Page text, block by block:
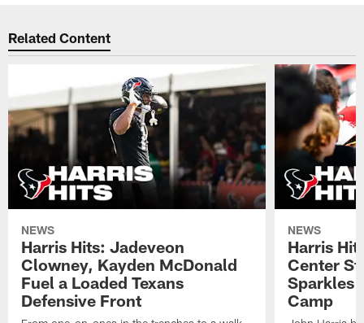
Related Content
NEWS
Harris Hits: Jadeveon
Clowney, Kayden McDonald
Fuel a Loaded Texans
Defensive Front
NEWS
Harris
Center
Sparkles
Camp